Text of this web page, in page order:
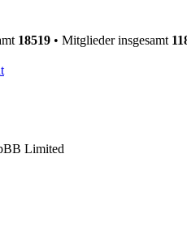
18519 • Mitglieder insgesamt
Limited